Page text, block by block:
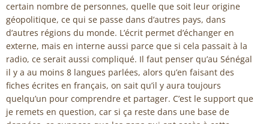
certain nombre de personnes, quelle que soit leur origine
géopolitique, ce qui se passe dans d’autres pays, dans
d’autres régions du monde. L’écrit permet d’échanger en
externe, mais en interne aussi parce que si cela passait à la
radio, ce serait aussi compliqué. Il faut penser qu’au Sénégal
il y a au moins 8 langues parlées, alors qu’en faisant des
fiches écrites en français, on sait qu’il y aura toujours
quelqu’un pour comprendre et partager. C’est le support que
je remets en question, car si ça reste dans une base de